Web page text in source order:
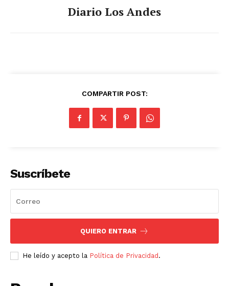
Diario Los Andes
COMPARTIR POST:
Suscríbete
QUIERO ENTRAR
He leído y acepto la Política de Privacidad .